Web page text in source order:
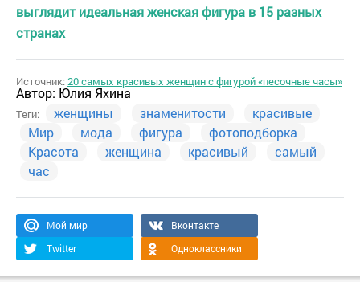
выглядит идеальная женская фигура в 15 разных
странах
Источник:20 самых красивых женщин с фигурой «песочные часы»
Автор: Юлия Яхина
Теги: женщины знаменитости
красивые
Мир
мода фигура
фотоподборка
Красота
женщина красивый
самый
час
Мой мир
Вконтакте
Twitter
Одноклассники